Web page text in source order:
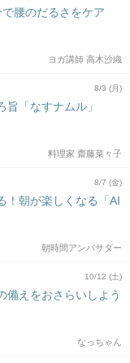
腰のだるさをケア
ヨガ講師 高木沙織
8/3 (月)
「なすナムル」
料理家 齋藤菜々子
8/7 (金)
！朝が楽しくなる「AI
朝時間アンバサダー
10/12 (土)
備えをおさらいしよう
なっちゃん